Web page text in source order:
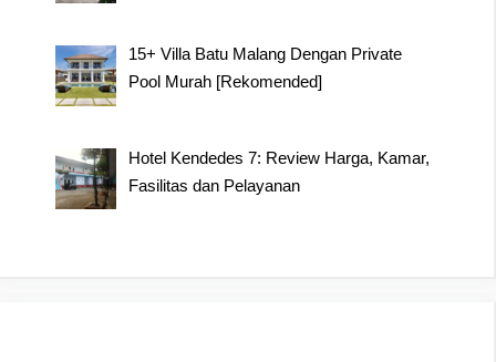
15+ Villa Batu Malang Dengan Private
Pool Murah [Rekomended]
Hotel Kendedes 7: Review Harga, Kamar,
Fasilitas dan Pelayanan